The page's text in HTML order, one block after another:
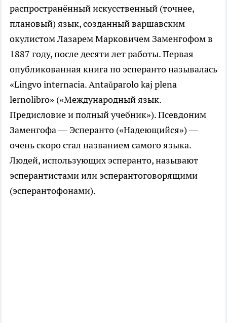
распространённый искусственный (точнее,
плановый) язык, созданный варшавским
окулистом Лазарем Марковичем Заменгофом в
1887 году, после десяти лет работы. Первая
опубликованная книга по эсперанто называлась
«Lingvo internacia. Antaŭparolo kaj plena
lernolibro» («Международный язык.
Предисловие и полный учебник»). Псевдоним
Заменгофа — Эсперанто («Надеющийся») —
очень скоро стал названием самого языка.
Людей, использующих эсперанто, называют
эсперантистами или эсперантоговорящими
(эсперантофонами).